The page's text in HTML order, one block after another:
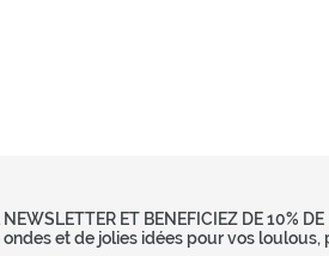
ET BENEFICIEZ DE 10% DE
et de jolies idées pour vos loulous,